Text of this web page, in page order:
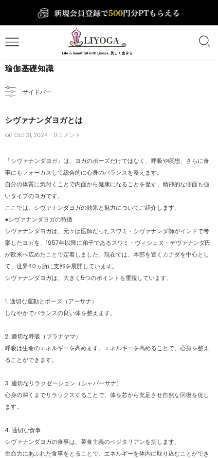
瑜伽基礎知識
サイドバー
ンス!ヨガ初心者におすすめ！大人気 ハイウエスト 通気性 桃尻 着圧 吸
+ 4 + 4
シヴァナンダヨガとは
on Oct 31, 2024 0コメント
「シヴァナンダヨガ」は、ヨガのポーズだけではなく、呼吸や瞑想、さらに食
事にもフォーカスして総合的に心身のバランスを整えます。
自分の体質に気付くことで内面から健康になることを促す、精神的な側面も強
いタイプのヨガです。
ここでは、シヴァナンダヨガの効果と魅力についてご紹介します。
●シヴァナンダヨガの特徴
シヴァナンダヨガは、元々は医師だったスワミ・シヴァナンダ師がインドで考
案したヨガを、1957年以降に弟子であるスワミ・ヴィシュヌ・デヴァナンダ氏
が欧米へ広めたことで定着しました。現在では、本部を置くカナダを中心とし
て、世界40ヵ所に支部を展開しています。
シヴァナンダヨガは、大きく5つのポイントを重視しています。
1. 適切な運動とポーズ（アーサナ）
しなやかでバランスの良い体を整えます。
2. 適切な呼吸（プラナヤマ）
呼吸は生命のエネルギーを高めます。エネルギーを高めることで、心身を整え
ることができます。
3. 適切なリラクゼーション（シャバーサナ）
心身の深くまでリラックスすることで、体を芯から充足させ自然な回復を促し
ます。
4. 適切な食事
シヴァナンダヨガの食事は、菜食主義のベジタリアンを指します。
生命力にあふれた食事をとることで、エネルギーを体内に取り込むことができ